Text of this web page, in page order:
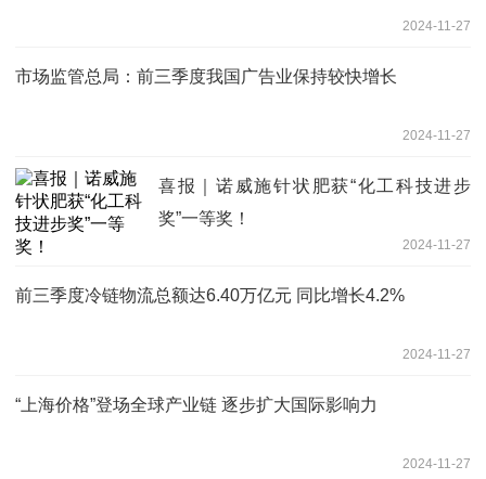
2024-11-27
市场监管总局：前三季度我国广告业保持较快增长
2024-11-27
喜报｜诺威施针状肥获“化工科技进步
奖”一等奖！
2024-11-27
前三季度冷链物流总额达6.40万亿元 同比增长4.2%
2024-11-27
“上海价格”登场全球产业链 逐步扩大国际影响力
2024-11-27